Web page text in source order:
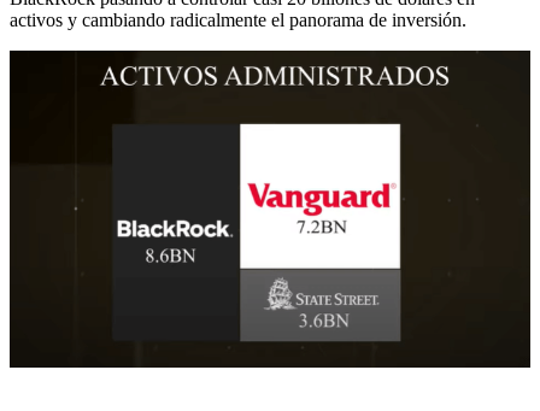
activos y cambiando radicalmente el panorama de inversión.